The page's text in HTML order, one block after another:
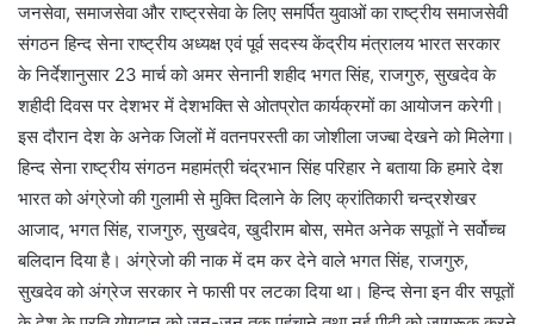
जनसेवा, समाजसेवा और राष्ट्रसेवा के लिए समर्पित युवाओं का राष्ट्रीय समाजसेवी
संगठन हिन्द सेना राष्ट्रीय अध्यक्ष एवं पूर्व सदस्य केंद्रीय मंत्रालय भारत सरकार
के निर्देशानुसार 23 मार्च को अमर सेनानी शहीद भगत सिंह, राजगुरु, सुखदेव के
शहीदी दिवस पर देशभर में देशभक्ति से ओतप्रोत कार्यक्रमों का आयोजन करेगी।
इस दौरान देश के अनेक जिलों में वतनपरस्ती का जोशीला जज्बा देखने को मिलेगा।
हिन्द सेना राष्ट्रीय संगठन महामंत्री चंद्रभान सिंह परिहार ने बताया कि हमारे देश
भारत को अंग्रेजो की गुलामी से मुक्ति दिलाने के लिए क्रांतिकारी चन्द्रशेखर
आजाद, भगत सिंह, राजगुरु, सुखदेव, खुदीराम बोस, समेत अनेक सपूतों ने सर्वोच्च
बलिदान दिया है। अंग्रेजो की नाक में दम कर देने वाले भगत सिंह, राजगुरु,
सुखदेव को अंग्रेज सरकार ने फासी पर लटका दिया था। हिन्द सेना इन वीर सपूतों